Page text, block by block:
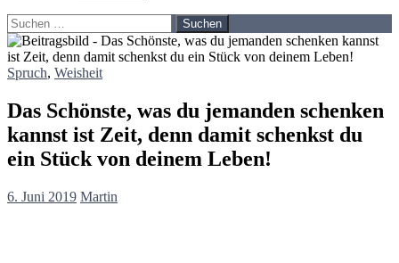
Suchen
nach:
Spruch, Weisheit
Das Schönste, was du jemanden schenken
kannst ist Zeit, denn damit schenkst du
ein Stück von deinem Leben!
6. Juni 2019 Martin